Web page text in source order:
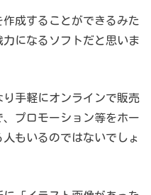
成することができるみた
になるソフトだと思いま
手軽にオンラインで販売
プロモーション等をホー
もいるのではないでしょ